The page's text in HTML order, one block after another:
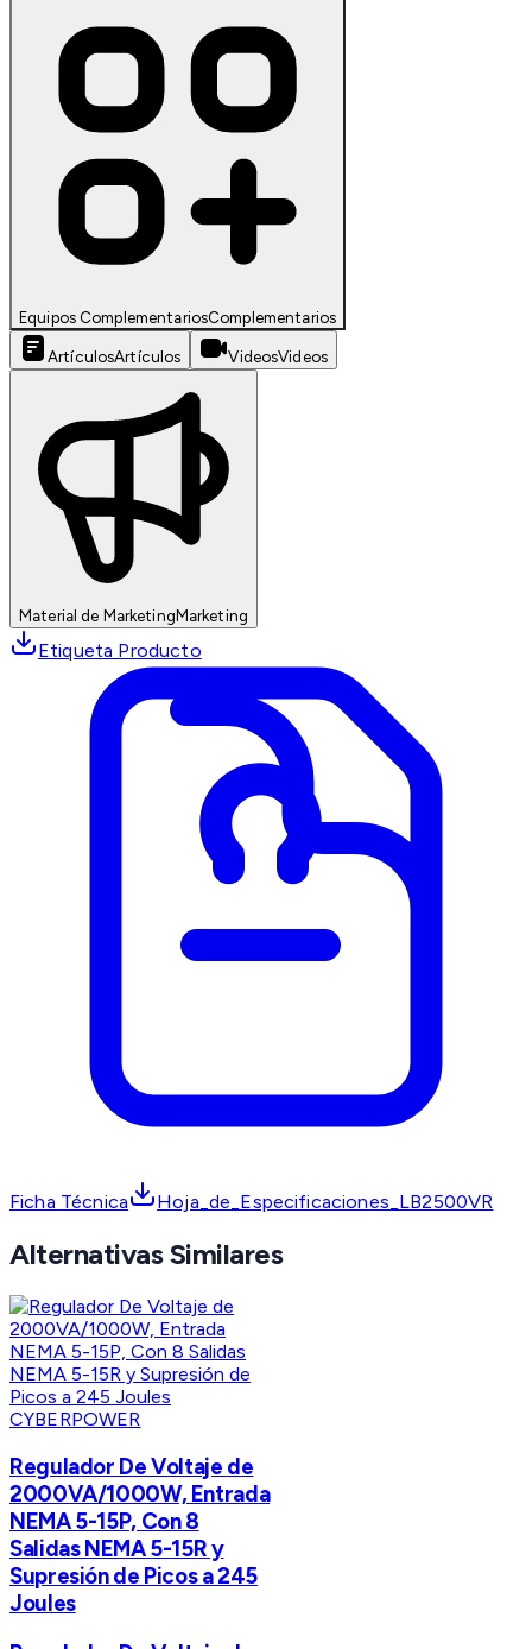
Equipos ComplementariosComplementarios
ArtículosArtículos VideosVideos
Material de MarketingMarketing
Etiqueta Producto
Ficha Técnica Hoja_de_Especificaciones_LB2500VR
Alternativas Similares
CYBERPOWER
Regulador De Voltaje de
2000VA/1000W, Entrada
NEMA 5-15P, Con 8
Salidas NEMA 5-15R y
Supresión de Picos a 245
Joules